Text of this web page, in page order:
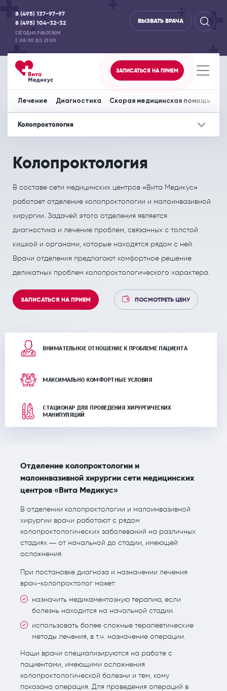
8 (495) 137-97-97
8 (495) 104-32-32
СЕГОДНЯ РАБОТАЕМ
С 08:00 ДО 21:00
ВЫЗВАТЬ ВРАЧА
ЗАПИСАТЬСЯ НА ПРИЕМ
Лечение
Акушерство и гинекология
Аллергология и иммунология
Гастроэнтерология
Дерматовенерология
Кардиология
Лечебный массаж
Неврология
Остеопат и кинезиолог
Отделение офтальмологии
Отоларингология
Педиатрия
Рефлекторная терапия (рефлексотерапия)
Урология и андрология
Флебология
СПЕЦИАЛИСТЫ
ЦЕНЫ НА УСЛУГИ
ПОЛЕЗНЫЕ СТАТЬИ
Диагностика
Аппаратная диагностика
СПЕЦИАЛИСТЫ
ЦЕНЫ НА УСЛУГИ
ПОЛЕЗНЫЕ СТАТЬИ
Скорая медицинская помощь
Вызов врача на дом
Главная Услуги Лечение Колопроктология
Колопроктология
В составе сети медицинских центров «Вита Медикус»
работает отделение колопроктологии и малоинвазивной
хирургии. Задачей этого отделения является
диагностика и лечение проблем, связанных с толстой
кишкой и органами, которые находятся рядом с ней.
Врачи отделения предлагают комфортное решение
деликатных проблем колопроктологического характера.
ЗАПИСАТЬСЯ НА ПРИЕМ ПОСМОТРЕТЬ ЦЕНУ
ВНИМАТЕЛЬНОЕ ОТНОШЕНИЕ К ПРОБЛЕМЕ ПАЦИЕНТА
МАКСИМАЛЬНО КОМФОРТНЫЕ УСЛОВИЯ
СТАЦИОНАР ДЛЯ ПРОВЕДЕНИЯ ХИРУРГИЧЕСКИХ
МАНИПУЛЯЦИЙ
Отделение колопроктологии и
малоинвазивной хирургии сети медицинских
центров «Вита Медикус»
В отделении колопроктологии и малоинвазивной
хирургии врачи работают с рядом
колопроктологических заболеваний на различных
стадиях — от начальной до стадии, имеющей
осложнения.
При постановке диагноза и назначении лечения
врач-колопроктолог может:
назначить медикаментозную терапию, если
болезнь находится на начальной стадии.
использовать более сложные терапевтические
методы лечения, в т.ч. назначение операции.
Наши врачи специализируются на работе с
пациентами, имеющими осложнения
колопроктологической болезни и тем, кому
показана операция. Для проведения операций в
Колопроктология